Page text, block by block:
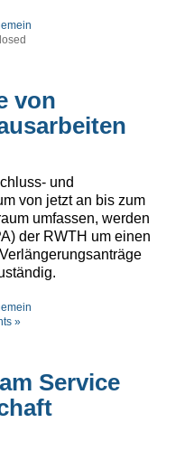
von
und
von jetzt an bis zum
umfassen, werden
der RWTH um einen
»
Service